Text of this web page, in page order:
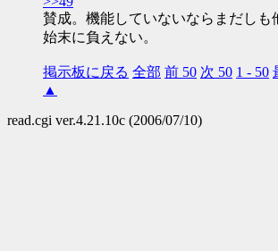
賛成。機能していないならまだしも
始末に負えない。
掲示板に戻る 全部 前 50 次 50 1 - 50
▲
read.cgi ver.4.21.10c (2006/07/10)